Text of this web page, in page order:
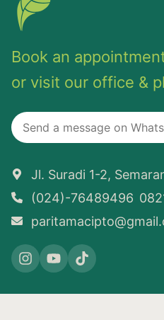
Book an
or visit our office &
Jl. Suradi 1-2,
(024)-76489496